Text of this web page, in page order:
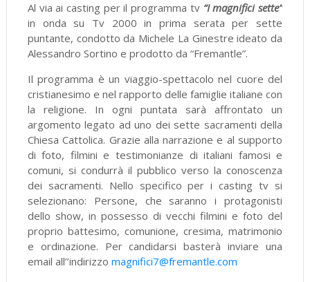
Al via ai casting per il programma tv “I magnifici sette”
in onda su Tv 2000 in prima serata per sette
puntante, condotto da Michele La Ginestre ideato da
Alessandro Sortino e prodotto da “Fremantle”.
Il programma è un viaggio-spettacolo nel cuore del
cristianesimo e nel rapporto delle famiglie italiane con
la religione. In ogni puntata sarà affrontato un
argomento legato ad uno dei sette sacramenti della
Chiesa Cattolica. Grazie alla narrazione e al supporto
di foto, filmini e testimonianze di italiani famosi e
comuni, si condurrà il pubblico verso la conoscenza
dei sacramenti. Nello specifico per i casting tv si
selezionano: Persone, che saranno i protagonisti
dello show, in possesso di vecchi filmini e foto del
proprio battesimo, comunione, cresima, matrimonio
e ordinazione. Per candidarsi basterà inviare una
email all’’indirizzo magnifici7@fremantle.com